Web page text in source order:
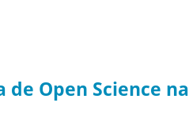
de Open Science na